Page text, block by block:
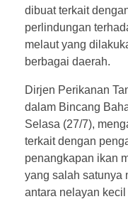
dibuat terkait
perlindungan
melaut yang
berbagai daerah.
Dirjen Perikanan
dalam Bincang
Selasa (27/7),
terkait dengan
penangkapan ikan
yang salah satunya
antara nelayan kecil